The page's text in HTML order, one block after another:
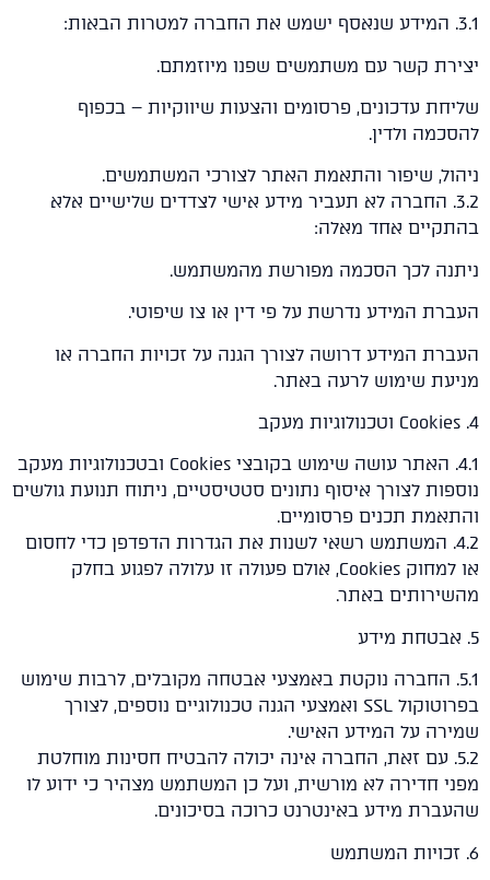
קשר עם משתמשים שפנו מיוזמתם.
עדכונים, פרסומים והצעות שיווקיות – בכפוף
ולדין.
שיפור והתאמת האתר לצורכי המשתמשים.
החברה לא תעביר מידע אישי לצדדים שלישיים אלא
אחד מאלה:
לכך הסכמה מפורשת מהמשתמש.
המידע נדרשת על פי דין או צו שיפוטי.
המידע דרושה לצורך הגנה על זכויות החברה או
שימוש לרעה באתר.
4.1. האתר עושה שימוש בקובצי Cookies ובטכנולוגיות מעקב
לצורך איסוף נתונים סטטיסטיים, ניתוח תנועת גולשים
תכנים פרסומיים.
המשתמש רשאי לשנות את הגדרות הדפדפן כדי לחסום
או למחוק Cookies, אולם פעולה זו עלולה לפגוע בחלק
באתר.
החברה נוקטת באמצעי אבטחה מקובלים, לרבות שימוש
בפרוטוקול SSL ואמצעי הגנה טכנולוגיים נוספים, לצורך
על המידע האישי.
עם זאת, החברה אינה יכולה להבטיח חסינות מוחלטת
חדירה לא מורשית, ועל כן המשתמש מצהיר כי ידוע לו
מידע באינטרנט כרוכה בסיכונים.